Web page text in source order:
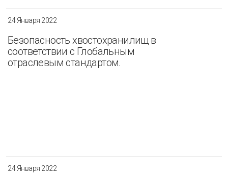
24 Января 2022
Безопасность хвостохранилищ в
соответствии с Глобальным
отраслевым стандартом.
24 Января 2022